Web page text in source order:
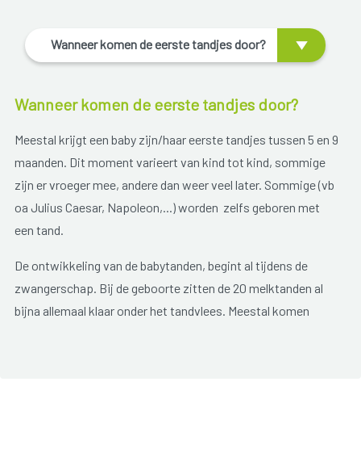
Wanneer komen de eerste tandjes door?
Wanneer komen de eerste tandjes door?
Meestal krijgt een baby zijn/haar eerste tandjes tussen 5 en 9
maanden. Dit moment varieert van kind tot kind, sommige
zijn er vroeger mee, andere dan weer veel later. Sommige (vb
oa Julius Caesar, Napoleon,...) worden zelfs geboren met
een tand.
De ontwikkeling van de babytanden, begint al tijdens de
zwangerschap. Bij de geboorte zitten de 20 melktanden al
bijna allemaal klaar onder het tandvlees. Meestal komen